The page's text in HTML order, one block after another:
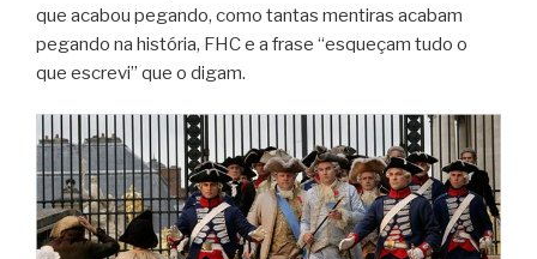
que acabou pegando, como tantas mentiras acabam
pegando na história, FHC e a frase “esqueçam tudo o
que escrevi” que o digam.